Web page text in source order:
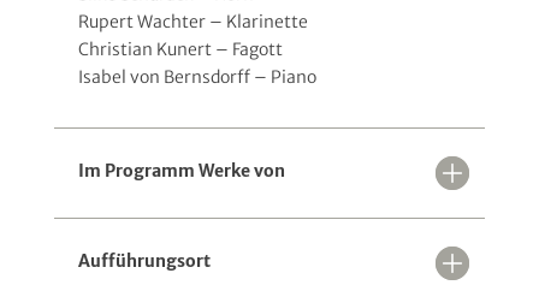
Rupert Wachter – Klarinette
Christian Kunert – Fagott
Isabel von Bernsdorff – Piano
Im Programm Werke von
Aufführungsort